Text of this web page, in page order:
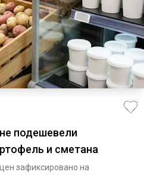
подешевели
и сметана
зафиксировано на